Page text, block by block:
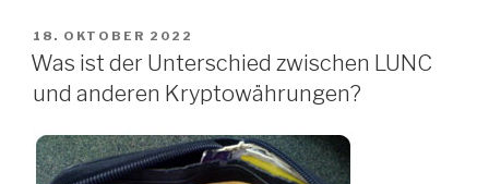
VERÖFFENTLICHT
AM
18. OKTOBER 2022
Was ist der Unterschied zwischen LUNC
und anderen Kryptowährungen?